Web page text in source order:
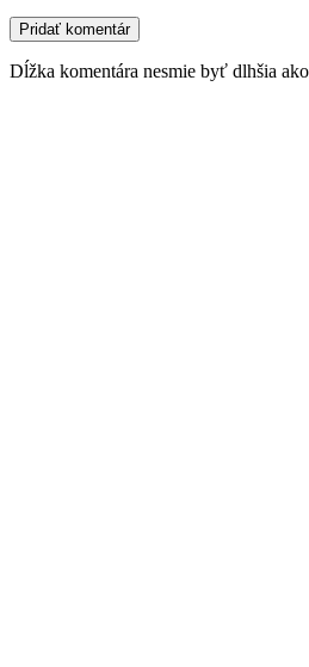
Dĺžka komentára nesmie byť dlhšia